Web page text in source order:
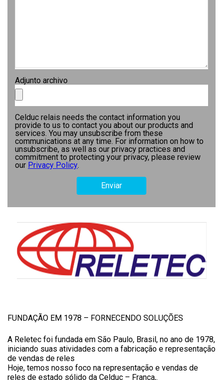
Adjunto archivo
Celduc relais needs the contact information you
provide to us to contact you about our products and
services. You may unsubscribe from these
communications at any time. For information on how to
unsubscribe, as well as our privacy practices and
commitment to protecting your privacy, please review
our Privacy Policy.
FUNDAÇÃO EM 1978 – FORNECENDO SOLUÇÕES
A Reletec foi fundada em São Paulo, Brasil, no ano de 1978,
iniciando suas atividades com a fabricação e representação
de vendas de reles
Hoje, temos nosso foco na representação e vendas de
reles de estado sólido da Celduc – França,.